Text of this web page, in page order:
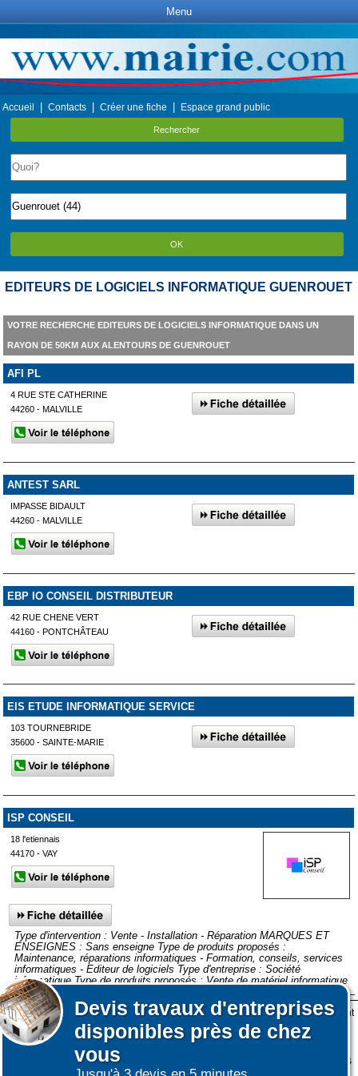
Menu
Accueil Contacts Créer une fiche Espace grand public
Rechercher
OK
EDITEURS DE LOGICIELS INFORMATIQUE GUENROUET
Devis travaux d'entreprises
disponibles près de chez
vous
VOTRE RECHERCHE EDITEURS DE LOGICIELS INFORMATIQUE DANS UN
RAYON DE 50KM AUX ALENTOURS DE GUENROUET
AFI PL
4 RUE STE CATHERINE
44260 - MALVILLE
ANTEST SARL
IMPASSE BIDAULT
44260 - MALVILLE
EBP IO CONSEIL DISTRIBUTEUR
42 RUE CHENE VERT
44160 - PONTCHÂTEAU
EIS ETUDE INFORMATIQUE SERVICE
103 TOURNEBRIDE
35600 - SAINTE-MARIE
ISP CONSEIL
18 l'etiennais
44170 - VAY
Type d'intervention : Vente - Installation - Réparation MARQUES ET
ENSEIGNES : Sans enseigne Type de produits proposés :
Maintenance, réparations informatiques - Formation, conseils, services
informatiques - Editeur de logiciels Type d'entreprise : Société
informatique Type de produits proposés : Vente de matériel informatique
Afficher plus de prestataires dans un rayon de 50km autour de
Guenrouet
Lors de votre visite sur notre site des fichiers informatiques nommés cookies sont
déposés sur votre terminal. Ces cookies sont utilisés pour la navigation, le
fonctionnement du site et les mesures d'audience pour l'éditeur.
Nous ne collectons pas vos données personnelles au travers des cookies à des